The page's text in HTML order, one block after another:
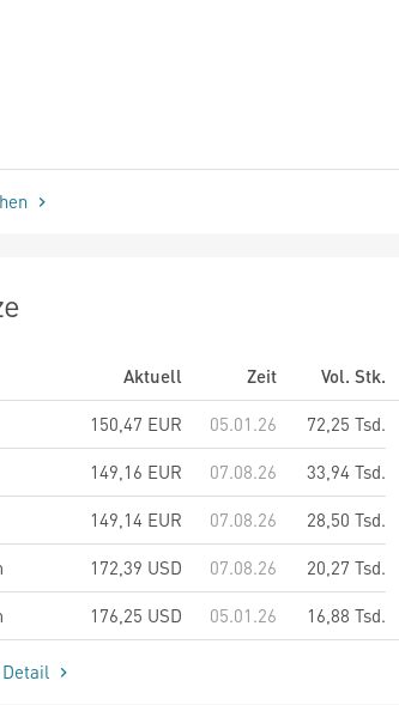
Aktuell Zeit
Vol. Stk.
150,47 EUR 05.01.26
72,25 Tsd.
149,16 EUR 07.08.26
33,94 Tsd.
149,14 EUR 07.08.26
28,50 Tsd.
172,39 USD 07.08.26
20,27 Tsd.
176,25 USD 05.01.26 16,88 Tsd.